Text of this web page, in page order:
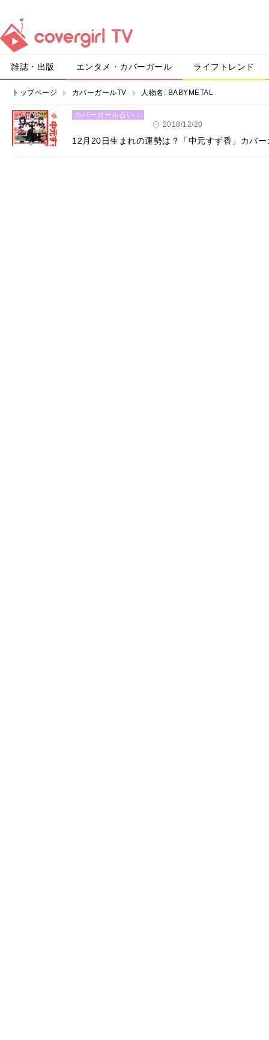
雑誌・出版 エンタメ・カバーガール ライフトレンド
トップページ カバーガールTV 人物名: BABYMETAL
カバーガール占い・
2018/12/20
12月20日生まれの運勢は？「中元すず香」カバ